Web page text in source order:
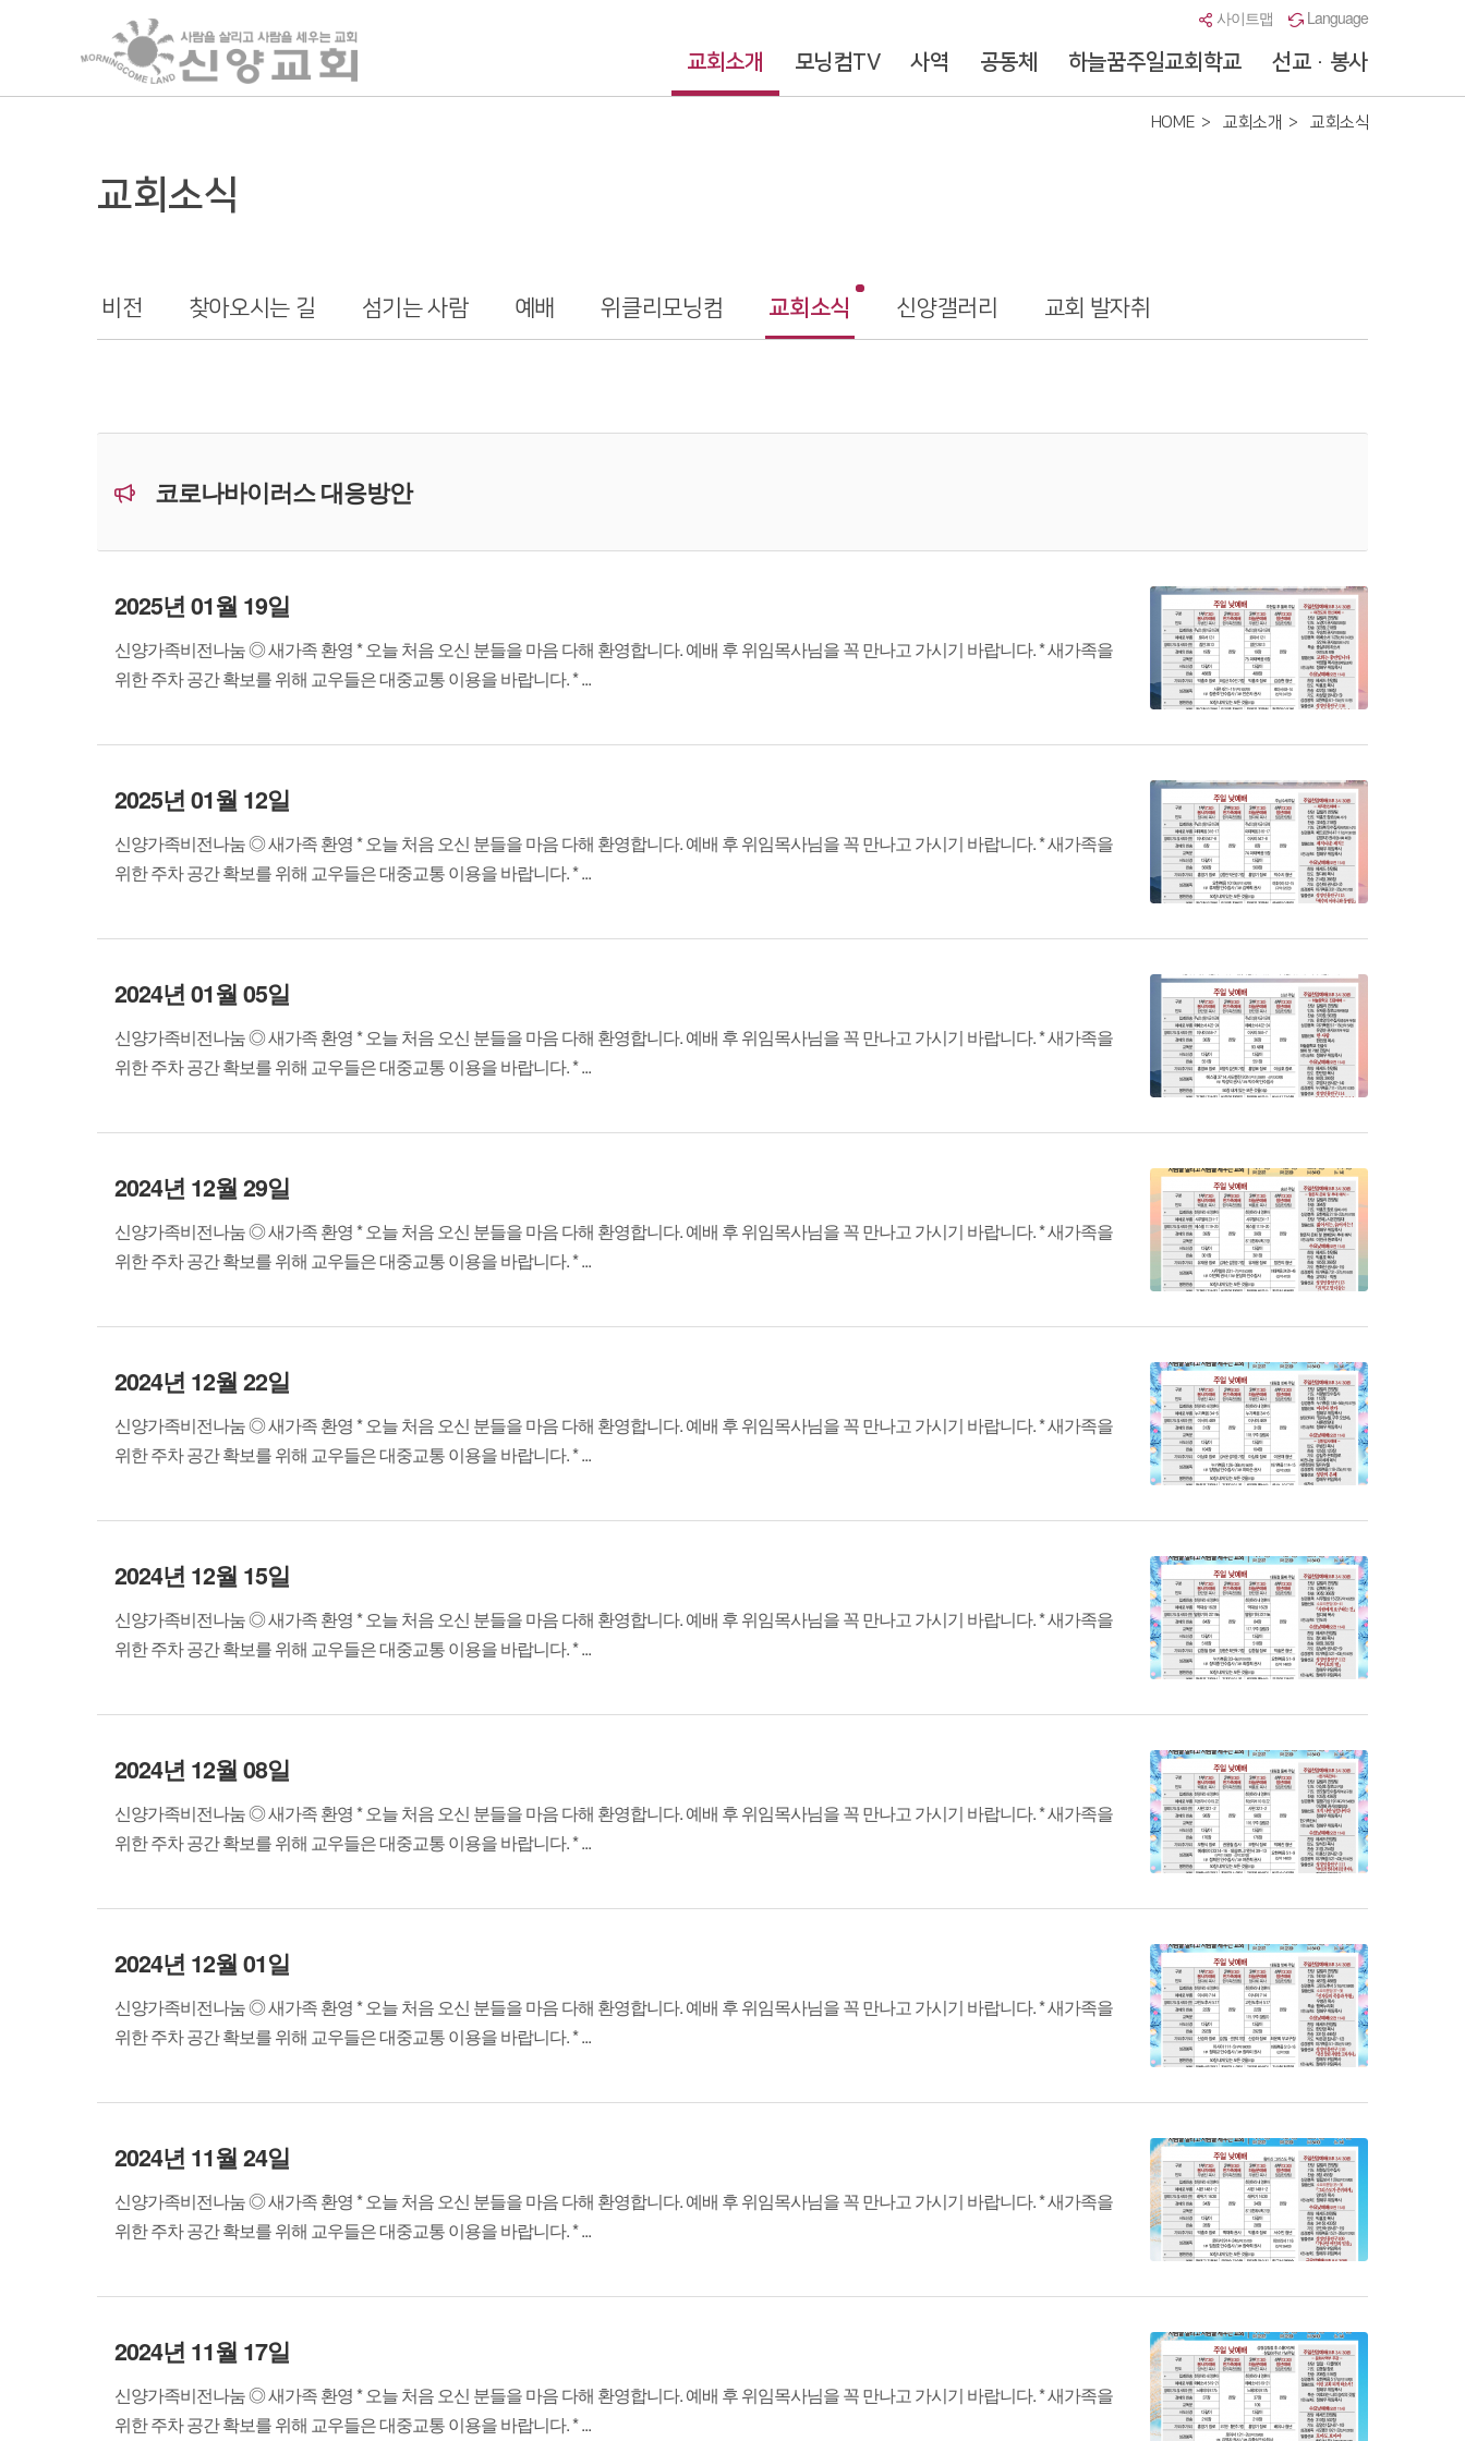
사이트맵 Language
교회소개 모닝컴TV 사역 공동체 하늘꿈주일교회학교 선교 · 봉사
HOME 교회소개 교회소식
교회소식
비전 찾아오시는 길 섬기는 사람 예배 위클리모닝컴 교회소식 신양갤러리 교회 발자취
코로나바이러스 대응방안
2025년 01월 19일
신양가족비전나눔 ◎ 새가족 환영 * 오늘 처음 오신 분들을 마음 다해 환영합니다. 예배 후 위임목사님을 꼭 만나고 가시기 바랍니다. * 새가족을
위한 주차 공간 확보를 위해 교우들은 대중교통 이용을 바랍니다. * ...
2025년 01월 12일
신양가족비전나눔 ◎ 새가족 환영 * 오늘 처음 오신 분들을 마음 다해 환영합니다. 예배 후 위임목사님을 꼭 만나고 가시기 바랍니다. * 새가족을
위한 주차 공간 확보를 위해 교우들은 대중교통 이용을 바랍니다. * ...
2024년 01월 05일
신양가족비전나눔 ◎ 새가족 환영 * 오늘 처음 오신 분들을 마음 다해 환영합니다. 예배 후 위임목사님을 꼭 만나고 가시기 바랍니다. * 새가족을
위한 주차 공간 확보를 위해 교우들은 대중교통 이용을 바랍니다. * ...
2024년 12월 29일
신양가족비전나눔 ◎ 새가족 환영 * 오늘 처음 오신 분들을 마음 다해 환영합니다. 예배 후 위임목사님을 꼭 만나고 가시기 바랍니다. * 새가족을
위한 주차 공간 확보를 위해 교우들은 대중교통 이용을 바랍니다. * ...
2024년 12월 22일
신양가족비전나눔 ◎ 새가족 환영 * 오늘 처음 오신 분들을 마음 다해 환영합니다. 예배 후 위임목사님을 꼭 만나고 가시기 바랍니다. * 새가족을
위한 주차 공간 확보를 위해 교우들은 대중교통 이용을 바랍니다. * ...
2024년 12월 15일
신양가족비전나눔 ◎ 새가족 환영 * 오늘 처음 오신 분들을 마음 다해 환영합니다. 예배 후 위임목사님을 꼭 만나고 가시기 바랍니다. * 새가족을
위한 주차 공간 확보를 위해 교우들은 대중교통 이용을 바랍니다. * ...
2024년 12월 08일
신양가족비전나눔 ◎ 새가족 환영 * 오늘 처음 오신 분들을 마음 다해 환영합니다. 예배 후 위임목사님을 꼭 만나고 가시기 바랍니다. * 새가족을
위한 주차 공간 확보를 위해 교우들은 대중교통 이용을 바랍니다. * ...
2024년 12월 01일
신양가족비전나눔 ◎ 새가족 환영 * 오늘 처음 오신 분들을 마음 다해 환영합니다. 예배 후 위임목사님을 꼭 만나고 가시기 바랍니다. * 새가족을
위한 주차 공간 확보를 위해 교우들은 대중교통 이용을 바랍니다. * ...
2024년 11월 24일
신양가족비전나눔 ◎ 새가족 환영 * 오늘 처음 오신 분들을 마음 다해 환영합니다. 예배 후 위임목사님을 꼭 만나고 가시기 바랍니다. * 새가족을
위한 주차 공간 확보를 위해 교우들은 대중교통 이용을 바랍니다. * ...
2024년 11월 17일
신양가족비전나눔 ◎ 새가족 환영 * 오늘 처음 오신 분들을 마음 다해 환영합니다. 예배 후 위임목사님을 꼭 만나고 가시기 바랍니다. * 새가족을
위한 주차 공간 확보를 위해 교우들은 대중교통 이용을 바랍니다. * ...